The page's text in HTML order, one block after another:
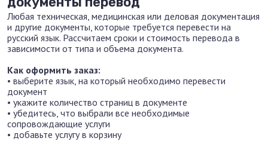
Любая техническая, медицинская или деловая документация
и другие документы, которые требуется перевести на
русский язык. Рассчитаем сроки и стоимость перевода в
зависимости от типа и объема документа.
Как оформить заказ:
• выберите язык, на который необходимо перевести
документ
• укажите количество страниц в документе
• убедитесь, что выбрали все необходимые
сопровождающие услуги
• добавьте услугу в корзину